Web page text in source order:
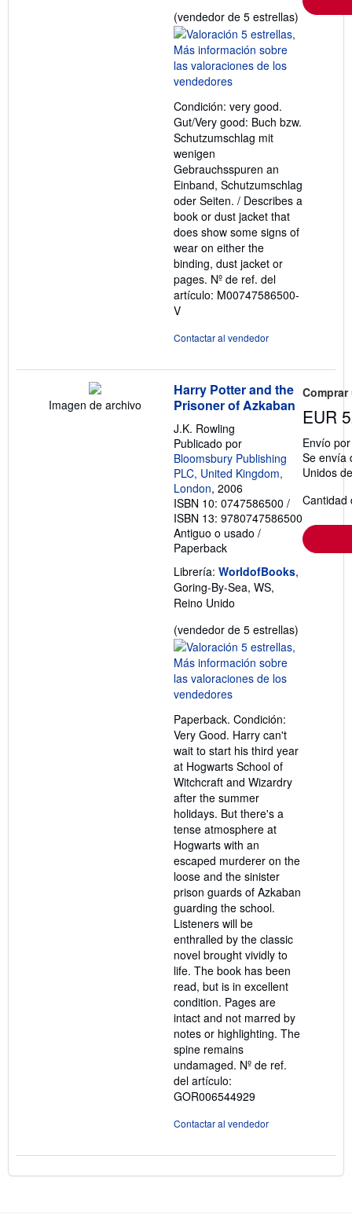
(vendedor de 5 estrellas)
Condición: very good.
Gut/Very good: Buch bzw.
Schutzumschlag mit
wenigen
Gebrauchsspuren an
Einband, Schutzumschlag
oder Seiten. / Describes a
book or dust jacket that
does show some signs of
wear on either the
binding, dust jacket or
pages. Nº de ref. del
artículo: M00747586500-
V
Contactar al vendedor
Imagen de archivo
Harry Potter and the
Prisoner of Azkaban
J.K. Rowling
Publicado por
Bloomsbury Publishing
PLC, United Kingdom,
London, 2006
ISBN 10: 0747586500 /
ISBN 13: 9780747586500
Antiguo o usado /
Paperback
Librería: WorldofBooks,
Goring-By-Sea, WS,
Reino Unido
(vendedor de 5 estrellas)
Paperback. Condición:
Very Good. Harry can't
wait to start his third year
at Hogwarts School of
Witchcraft and Wizardry
after the summer
holidays. But there's a
tense atmosphere at
Hogwarts with an
escaped murderer on the
loose and the sinister
prison guards of Azkaban
guarding the school.
Listeners will be
enthralled by the classic
novel brought vividly to
life. The book has been
read, but is in excellent
condition. Pages are
intact and not marred by
notes or highlighting. The
spine remains
undamaged. Nº de ref.
del artículo:
GOR006544929
Contactar al vendedor
EUR
Envío
Se envía
Unidos
Cantidad